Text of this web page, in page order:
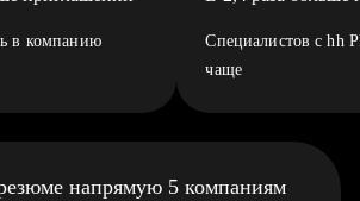
в компанию
Специалистов с hh
чаще
напрямую 5 компаниям